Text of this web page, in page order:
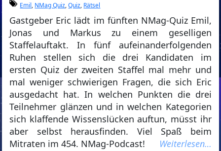
Emil, NMag Quiz,Quiz, Rätsel
Gastgeber Eric lädt im fünften NMag-Quiz Emil,
Jonas und Markus zu einem geselligen
Staffelauftakt. In fünf aufeinanderfolgenden
Ruhen stellen sich die drei Kandidaten im
ersten Quiz der zweiten Staffel mal mehr und
mal weniger schwierigen Fragen, die sich Eric
ausgedacht hat. In welchen Punkten die drei
Teilnehmer glänzen und in welchen Kategorien
sich klaffende Wissenslücken auftun, müsst ihr
aber selbst herausfinden. Viel Spaß beim
Mitraten im 454. NMag-Podcast!
Weiterlesen…